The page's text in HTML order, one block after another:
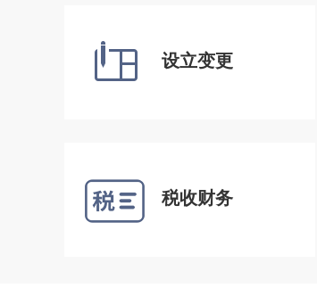
设立变更
税收财务